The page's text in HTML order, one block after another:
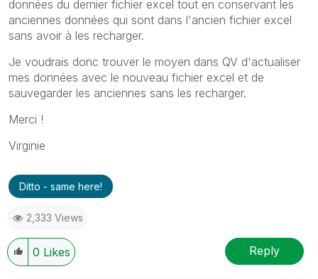
données du dernier fichier excel tout en conservant les
anciennes données qui sont dans l'ancien fichier excel
sans avoir à les recharger.
Je voudrais donc trouver le moyen dans QV d'actualiser
mes données avec le nouveau fichier excel et de
sauvegarder les anciennes sans les recharger.
Merci !
Virginie
Ditto - same here!
2,333 Views
0 Likes Reply